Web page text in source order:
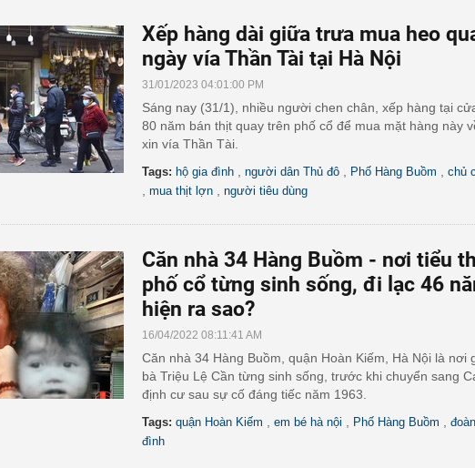
Xếp hàng dài giữa trưa mua heo
ngày vía Thần Tài tại Hà Nội
31/01/2023 04:01:00 PM
Sáng nay (31/1), nhiều người chen chân, xếp hàng tại
80 năm bán thịt quay trên phố cổ để mua mặt hàng này
xin vía Thần Tài.
Tags: hộ gia đình người dân Thủ đô Phố Hàng Buồm chủ
mua thịt lợn người tiêu dùng
Căn nhà 34 Hàng Buồm - nơi tiểu
phố cổ từng sinh sống, đi lạc 46
hiện ra sao?
16/04/2022 08:11:41 AM
Căn nhà 34 Hàng Buồm, quận Hoàn Kiếm, Hà Nội là nơi
bà Triệu Lệ Cần từng sinh sống, trước khi chuyển sang
định cư sau sự cố đáng tiếc năm 1963.
Tags: quận Hoàn Kiếm em bé hà nội Phố Hàng Buồm
đình